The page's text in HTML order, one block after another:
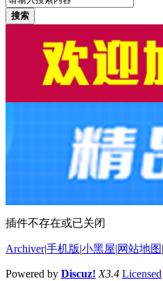
搜索
插件不存在或已关闭
Archiver|手机版 小黑屋 网站地图
Powered by Discuz! X3.4 Licensed